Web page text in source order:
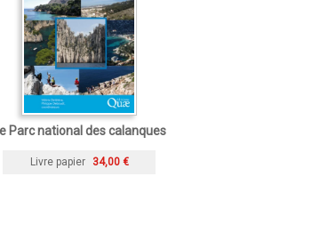
Parc national des calanques
Livre papier 34,00 €